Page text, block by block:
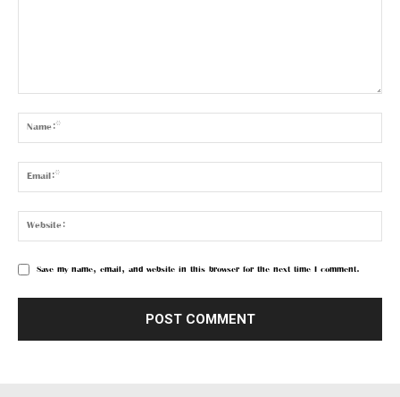
Save my name, email, and website in this browser for the next time I comment.